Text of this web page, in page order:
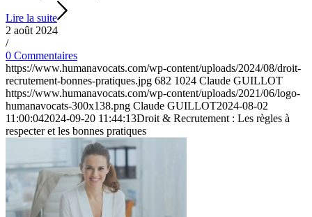
Lire la suite
2 août 2024
/
0 Commentaires
https://www.humanavocats.com/wp-content/uploads/2024/08/droit-
recrutement-bonnes-pratiques.jpg 682 1024 Claude GUILLOT
https://www.humanavocats.com/wp-content/uploads/2021/06/logo-
humanavocats-300x138.png Claude GUILLOT2024-08-02
11:00:042024-09-20 11:44:13Droit & Recrutement : Les règles à
respecter et les bonnes pratiques